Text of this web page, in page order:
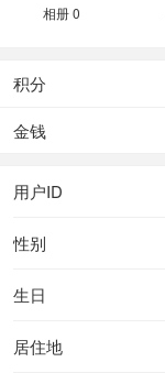
相册 0
积分
金钱
用户ID
性别
生日
居住地